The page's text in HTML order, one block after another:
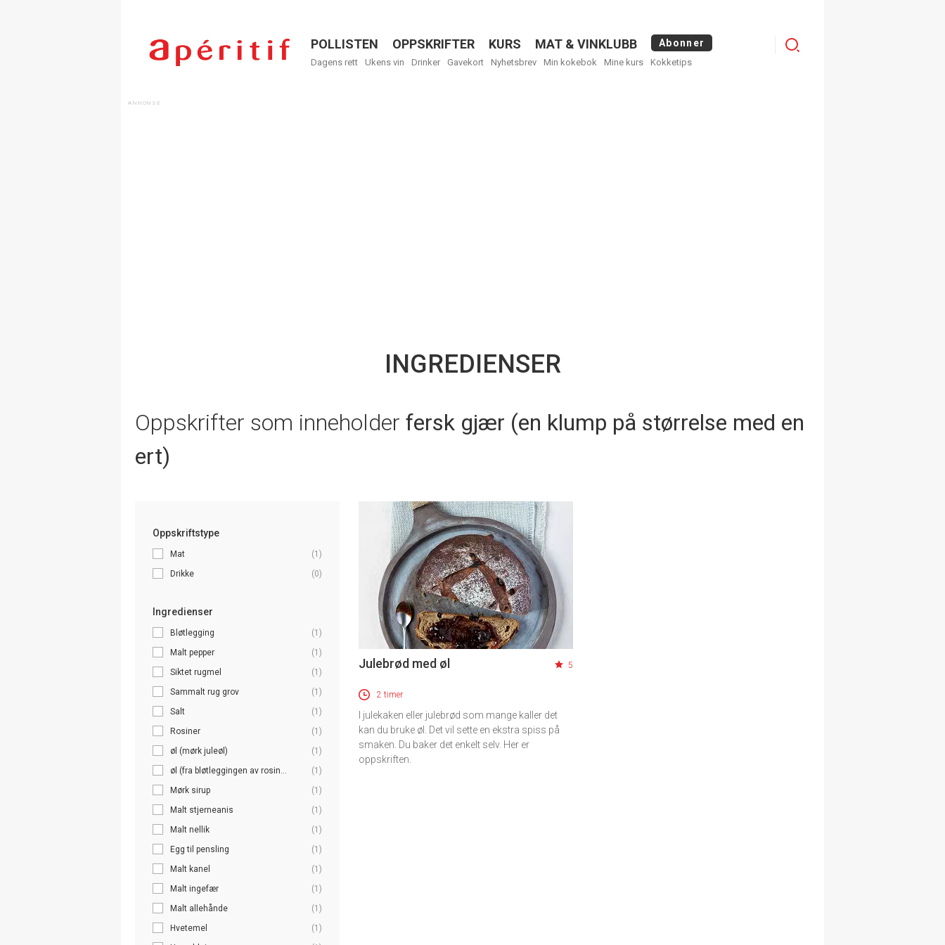
Menu
POLLISTEN OPPSKRIFTER KURS MAT & VINKLUBB Abonner
Dagens rett Ukens vin Drinker Gavekort Nyhetsbrev Min kokebok Mine kurs Kokketips
Logg
INGREDIENSER
Oppskrifter som inneholder fersk gjær (en klump på størrelse med en
ert)
Oppskriftstype
Mat
(1)
Drikke
(0)
Ingredienser
Bløtlegging
(1)
Malt pepper
(1)
Siktet rugmel
(1)
Sammalt rug grov
(1)
Salt
(1)
Rosiner
(1)
øl (mørk juleøl)
(1)
øl (fra bløtleggingen av rosin...
(1)
Mørk sirup
(1)
Malt stjerneanis
(1)
Malt nellik
(1)
Egg til pensling
(1)
Malt kanel
(1)
Malt ingefær
(1)
Malt allehånde
(1)
Hvetemel
(1)
Julebrød med øl 5
2 timer
I julekaken eller julebrød som mange kaller det
kan du bruke øl. Det vil sette en ekstra spiss på
smaken. Du baker det enkelt selv. Her er
oppskriften.